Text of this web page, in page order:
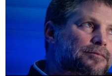
освобождения